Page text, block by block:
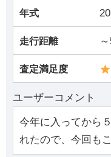
年式
走行距離
査定満足度
ユーザーコメント
今年に入ってから
れたので、今回も